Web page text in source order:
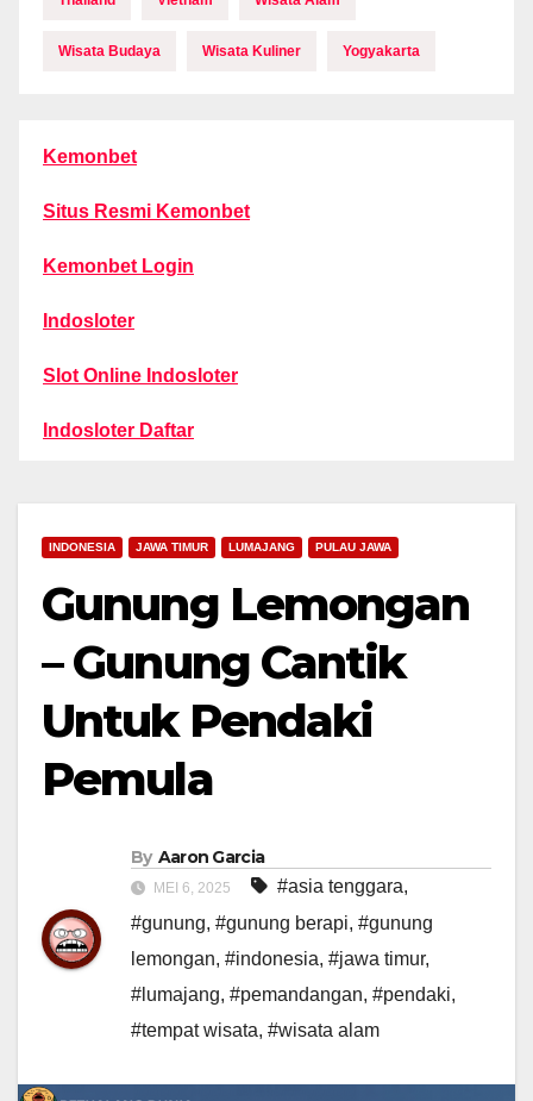
Wisata Budaya Wisata Kuliner Yogyakarta
Kemonbet
Situs Resmi Kemonbet
Kemonbet Login
Indosloter
Slot Online Indosloter
Indosloter Daftar
INDONESIA JAWA TIMUR LUMAJANG PULAU JAWA
Gunung Lemongan
– Gunung Cantik
Untuk Pendaki
Pemula
By Aaron Garcia
MEI 6, 2025 #asia tenggara,
#gunung, #gunung berapi, #gunung
lemongan, #indonesia, #jawa timur,
#lumajang, #pemandangan, #pendaki,
#tempat wisata, #wisata alam